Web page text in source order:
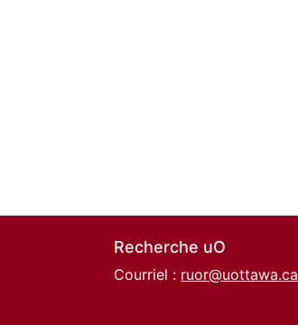
Recherche uO
Courriel : ruor@uottawa.ca